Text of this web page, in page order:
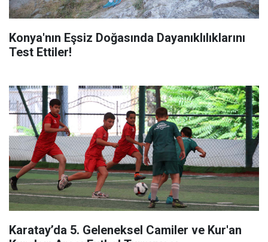
Konya'nın Eşsiz Doğasında Dayanıklılıklarını
Test Ettiler!
Karatay’da 5. Geleneksel Camiler ve Kur'an